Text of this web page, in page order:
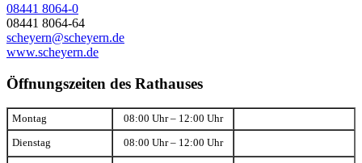
08441 8064-0
08441 8064-64
scheyern@scheyern.de
www.scheyern.de
Öffnungszeiten des Rathauses
Montag 08:00 Uhr – 12:00 Uhr
Dienstag 08:00 Uhr – 12:00 Uhr